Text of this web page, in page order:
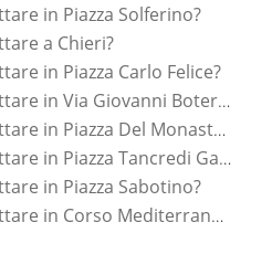
in Piazza Solferino?
a Chieri?
in Piazza Carlo Felice?
Vendere o Affittare in Via Giovanni Botero?
Vendere o Affittare in Piazza Del Monastero?
Vendere o Affittare in Piazza Tancredi Galimberti?
in Piazza Sabotino?
Vendere o Affittare in Corso Mediterraneo?